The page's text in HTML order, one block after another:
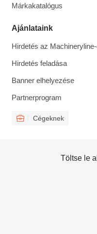
Márkakatalógus
Ajánlataink
Hirdetés az
Hirdetés feladása
Banner elhelyezése
Partnerprogram
Cégeknek
Töltse le